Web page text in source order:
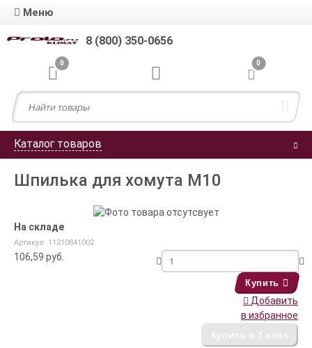
Меню
8 (800) 350-0656
0 0
Каталог товаров
Шпилька для хомута М10
На складе
Артикул: 11210841002
106,59 руб.
Купить
Добавить
в избранное